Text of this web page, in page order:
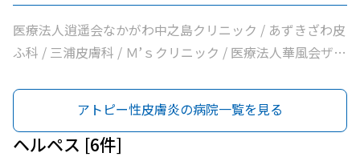
医療法人逍遥会なかがわ中之島クリニック / あずきざわ皮
ふ科 / 三浦皮膚科 / Ｍ’ｓクリニック / 医療法人華風会ザ・
フ科クリニック
アトピー性皮膚炎の病院一覧を見る
ヘルペス [6件]